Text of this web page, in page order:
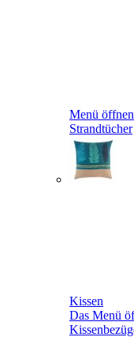
Menü öffnen
Strandtücher
Kissen
Das Menü